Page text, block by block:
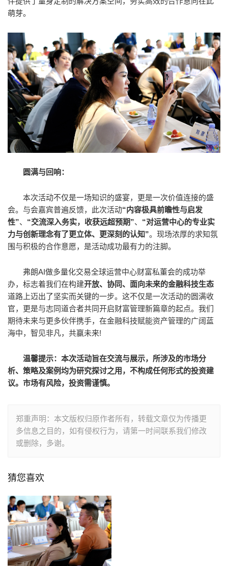
萌芽。
圆满与回响：
本次活动不仅是一场知识的盛宴，更是一次价值连接的盛
会。与会嘉宾普遍反馈，此次活动“内容极具前瞻性与启发
性”、 “交流深入务实，收获远超预期”、 “对运营中心的专业实
力与创新理念有了更立体、更深刻的认知”。现场浓厚的求知氛
围与积极的合作意愿，是活动成功最有力的注脚。
弗朗AI做多量化交易全球运营中心财富私董会的成功举
办，标志着我们在构建开放、协同、面向未来的金融科技生态
道路上迈出了坚实而关键的一步。这不仅是一次活动的圆满收
官，更是与志同道合者共同开启财富管理新篇章的起点。我们
期待未来与更多伙伴携手，在金融科技赋能资产管理的广阔蓝
海中，智见非凡，共赢未来!
温馨提示：本次活动旨在交流与展示，所涉及的市场分
析、策略及案例均为研究探讨之用，不构成任何形式的投资建
议。市场有风险，投资需谨慎。
郑重声明：本文版权归原作者所有，转载文章仅为传播更
多信息之目的，如有侵权行为，请第一时间联系我们修改
或删除，多谢。
猜您喜欢